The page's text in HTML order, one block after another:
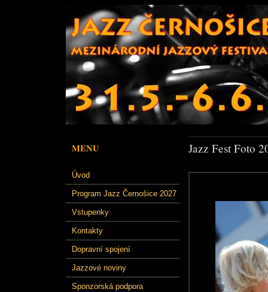
MENU
Úvod
Program Jazz Černošice 2027
Vstupenky
Kontakty
Dopravní spojení
Jazzové noviny
Sponzorská podpora
Jazz Fest Foto